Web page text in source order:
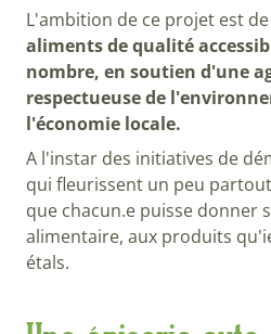
L'ambition de ce projet est de
aliments de qualité
nombre, en soutien d'une
respectueuse de
l'économie locale.
A l'instar des initiatives de
qui fleurissent un peu
que chacun.e puisse donner
alimentaire, aux produits
étals.